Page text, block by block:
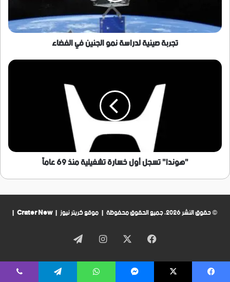
تجربة صينية لدراسة نمو الجنين في الفضاء
"هوندا"
عاماً
"هوندا" تسجل أول خسارة تشغيلية منذ 69 عاماً
© حقوق النشر 2026، جميع الحقوق محفوظة | موقع كريتر نيوز | Crater New
|
فيسبوك انستقرامتيلقرام